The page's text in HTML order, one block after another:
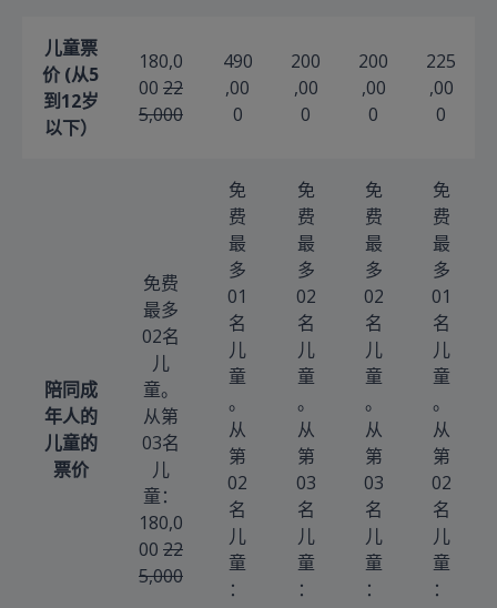
儿童票
价 (从5
到12岁
以下）
180,0
00 22
5,000
490
,00
0
200
,00
0
200
,00
0
225
,00
0
陪同成
年人的
儿童的
票价
免费
最多
02名
儿
童。
从第
03名
儿
童：
180,0
00 22
5,000
免
费
最
多
01
名
儿
童
。
从
第
02
名
儿
童
：
免
费
最
多
02
名
儿
童
。
从
第
03
名
儿
童
：
免
费
最
多
02
名
儿
童
。
从
第
03
名
儿
童
：
免
费
最
多
01
名
儿
童
。
从
第
02
名
儿
童
：